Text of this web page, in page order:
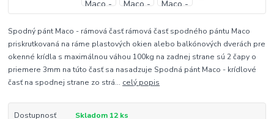
Spodný pánt Maco - rámová časť rámová časť spodného pántu Maco
priskrutkovaná na ráme plastových okien alebo balkónových dverách pre
okenné krídla s maximálnou váhou 100kg na zadnej strane sú 2 čapy o
priemere 3mm na túto časť sa nasadzuje Spodná pánt Maco - krídlové
časť na spodnej strane zo strá... celý popis
Dostupnosť Skladom 12 ks